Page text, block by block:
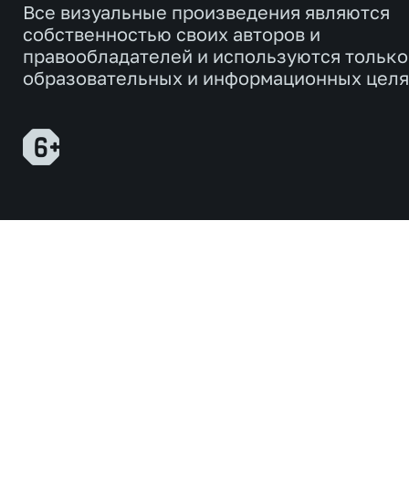
Все визуальные произведения являются
собственностью своих авторов и
правообладателей и используются
образовательных и информационных